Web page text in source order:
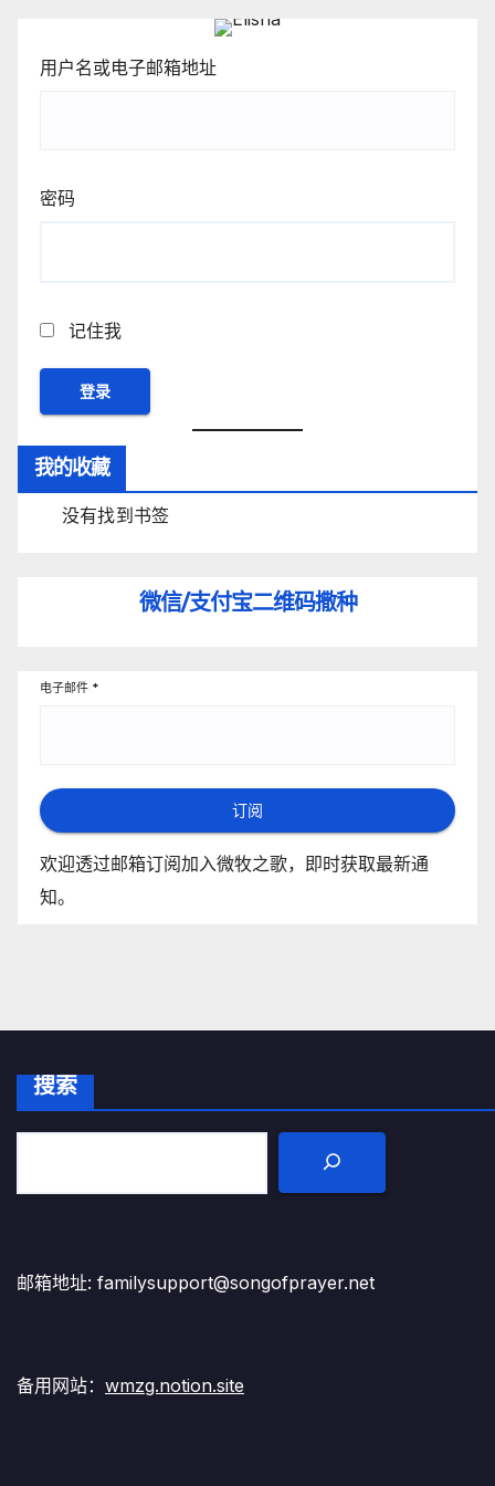
用户名或电子邮箱地址
密码
记住我
我的收藏
没有找到书签
微信/支付宝二维码撒种
电子邮件 *
订阅
欢迎透过邮箱订阅加入微牧之歌，即时获取最新通
知。
搜索
邮箱地址: familysupport@songofprayer.net
备用网站： wmzg.notion.site